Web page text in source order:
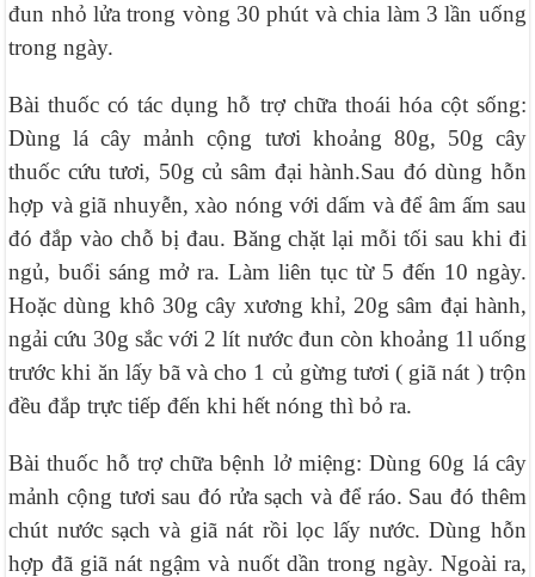
đun nhỏ lửa trong vòng 30 phút và chia làm 3 lần uống
trong ngày.
Bài thuốc có tác dụng hỗ trợ chữa thoái hóa cột sống:
Dùng lá cây mảnh cộng tươi khoảng 80g, 50g cây
thuốc cứu tươi, 50g củ sâm đại hành.Sau đó dùng hỗn
hợp và giã nhuyễn, xào nóng với dấm và để âm ấm sau
đó đắp vào chỗ bị đau. Băng chặt lại mỗi tối sau khi đi
ngủ, buổi sáng mở ra. Làm liên tục từ 5 đến 10 ngày.
Hoặc dùng khô 30g cây xương khỉ, 20g sâm đại hành,
ngải cứu 30g sắc với 2 lít nước đun còn khoảng 1l uống
trước khi ăn lấy bã và cho 1 củ gừng tươi ( giã nát ) trộn
đều đắp trực tiếp đến khi hết nóng thì bỏ ra.
Bài thuốc hỗ trợ chữa bệnh lở miệng: Dùng 60g lá cây
mảnh cộng tươi sau đó rửa sạch và để ráo. Sau đó thêm
chút nước sạch và giã nát rồi lọc lấy nước. Dùng hỗn
hợp đã giã nát ngậm và nuốt dần trong ngày. Ngoài ra,